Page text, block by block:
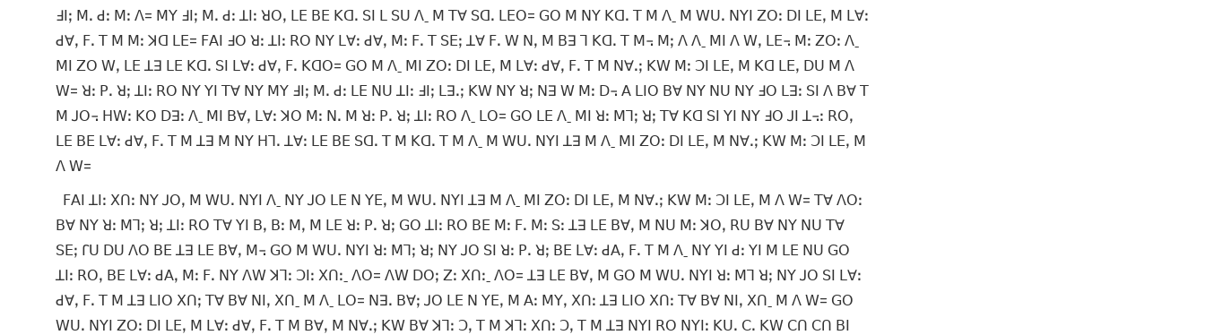
ꓞꓲꓼ ꓟꓸ ꓒꓽ ꓟꓽ ꓥ= ꓟꓬ ꓞꓲꓼ ꓟꓸ ꓒꓽ ꓕꓲꓽ ꓤꓳꓹ ꓡꓰ ꓐꓰ ꓗꓷꓸ ꓢꓲ ꓡ ꓢꓴ ꓥˍ ꓟ ꓔꓯ ꓢꓷꓸ ꓡꓰꓳ= ꓖꓳ ꓟ ꓠꓬ ꓗꓷꓸ ꓔ ꓟ ꓥˍ ꓟ ꓪꓴꓸ ꓠꓬꓲ ꓜꓳꓽ ꓓꓲ ꓡꓰꓹ ꓟ ꓡꓯꓽ
ꓒꓯꓹ ꓝꓸ ꓔ ꓟ ꓟꓽ ꓘꓷ ꓡꓰ= ꓝꓮꓲ ꓞꓳ ꓤꓽ ꓕꓲꓽ ꓣꓳ ꓠꓬ ꓡꓯꓽ ꓒꓯꓹ ꓟꓽ ꓝꓸ ꓔ ꓢꓰꓼ ꓕꓯ ꓝꓸ ꓪ ꓠꓹ ꓟ ꓐꓱ ꓶ ꓗꓷꓸ ꓔ ꓟ꓾ ꓟꓼ ꓥ ꓥˍ ꓟꓲ ꓥ ꓪꓹ ꓡꓰ꓾ ꓟꓽ ꓜꓳꓽ ꓥˍ
ꓟꓲ ꓜꓳ ꓪꓹ ꓡꓰ ꓕꓱ ꓡꓰ ꓗꓷꓸ ꓢꓲ ꓡꓯꓽ ꓒꓯꓹ ꓝꓸ ꓗꓷꓳ= ꓖꓳ ꓟ ꓥˍ ꓟꓲ ꓜꓳꓽ ꓓꓲ ꓡꓰꓹ ꓟ ꓡꓯꓽ ꓒꓯꓹ ꓝꓸ ꓔ ꓟ ꓠꓯꓸꓼ ꓗꓪ ꓟꓽ ꓛꓲ ꓡꓰꓹ ꓟ ꓗꓷ ꓡꓰꓹ ꓓꓴ ꓟ ꓥ
ꓪ= ꓤꓽ ꓑꓸ ꓤꓼ ꓕꓲꓽ ꓣꓳ ꓠꓬ ꓬꓲ ꓔꓯ ꓠꓬ ꓟꓬ ꓞꓲꓼ ꓟꓸ ꓒꓽ ꓡꓰ ꓠꓴ ꓕꓲꓽ ꓞꓲꓼ ꓡꓱꓸꓼ ꓗꓪ ꓠꓬ ꓤꓼ ꓠꓱ ꓪ ꓟꓽ ꓓ꓾ ꓮ ꓡꓲꓳ ꓐꓯ ꓠꓬ ꓠꓴ ꓠꓬ ꓞꓳ ꓡꓱꓽ ꓢꓲ ꓥ ꓐꓯ ꓔ
ꓟ ꓙꓳ꓾ ꓧꓪꓽ ꓗꓳ ꓓꓱꓽ ꓥˍ ꓟꓲ ꓐꓯꓹ ꓡꓯꓽ ꓘꓳ ꓟꓽ ꓠꓸ ꓟ ꓤꓽ ꓑꓸ ꓤꓼ ꓕꓲꓽ ꓣꓳ ꓥˍ ꓡꓳ= ꓖꓳ ꓡꓰ ꓥˍ ꓟꓲ ꓤꓽ ꓟꓶꓼ ꓤꓼ ꓔꓯ ꓗꓷ ꓢꓲ ꓬꓲ ꓠꓬ ꓞꓳ ꓙꓲ ꓕ꓾ꓽ ꓣꓳꓹ
ꓡꓰ ꓐꓰ ꓡꓯꓽ ꓒꓯꓹ ꓝꓸ ꓔ ꓟ ꓕꓱ ꓟ ꓠꓬ ꓧꓶꓸ ꓕꓯꓽ ꓡꓰ ꓐꓰ ꓢꓷꓸ ꓔ ꓟ ꓗꓷꓸ ꓔ ꓟ ꓥˍ ꓟ ꓪꓴꓸ ꓠꓬꓲ ꓕꓱ ꓟ ꓥˍ ꓟꓲ ꓜꓳꓽ ꓓꓲ ꓡꓰꓹ ꓟ ꓠꓯꓸꓼ ꓗꓪ ꓟꓽ ꓛꓲ ꓡꓰꓹ ꓟ
ꓥ ꓪ=
ꓝꓮꓲ ꓕꓲꓽ ꓫꓵꓽ ꓠꓬ ꓙꓳꓹ ꓟ ꓪꓴꓸ ꓠꓬꓲ ꓥˍ ꓠꓬ ꓙꓳ ꓡꓰ ꓠ ꓬꓰꓹ ꓟ ꓪꓴꓸ ꓠꓬꓲ ꓕꓱ ꓟ ꓥˍ ꓟꓲ ꓜꓳꓽ ꓓꓲ ꓡꓰꓹ ꓟ ꓠꓯꓸꓼ ꓗꓪ ꓟꓽ ꓛꓲ ꓡꓰꓹ ꓟ ꓥ ꓪ= ꓔꓯ ꓥꓳꓽ
ꓐꓯ ꓠꓬ ꓤꓽ ꓟꓶꓼ ꓤꓼ ꓕꓲꓽ ꓣꓳ ꓔꓯ ꓬꓲ ꓐꓹ ꓐꓽ ꓟꓹ ꓟ ꓡꓰ ꓤꓽ ꓑꓸ ꓤꓼ ꓖꓳ ꓕꓲꓽ ꓣꓳ ꓐꓰ ꓟꓽ ꓝꓸ ꓟꓽ ꓢꓽ ꓕꓱ ꓡꓰ ꓐꓯꓹ ꓟ ꓠꓴ ꓟꓽ ꓘꓳꓹ ꓣꓴ ꓐꓯ ꓠꓬ ꓠꓴ ꓔꓯ
ꓢꓰꓼ ꓩꓴ ꓓꓴ ꓥꓳ ꓐꓰ ꓕꓱ ꓡꓰ ꓐꓯꓹ ꓟ꓾ ꓖꓳ ꓟ ꓪꓴꓸ ꓠꓬꓲ ꓤꓽ ꓟꓶꓼ ꓤꓼ ꓠꓬ ꓙꓳ ꓢꓲ ꓤꓽ ꓑꓸ ꓤꓼ ꓐꓰ ꓡꓯꓽ ꓒꓮꓹ ꓝꓸ ꓔ ꓟ ꓥˍ ꓠꓬ ꓬꓲ ꓒꓽ ꓬꓲ ꓟ ꓡꓰ ꓠꓴ ꓖꓳ
ꓕꓲꓽ ꓣꓳꓹ ꓐꓰ ꓡꓯꓽ ꓒꓮꓹ ꓟꓽ ꓝꓸ ꓠꓬ ꓥꓪ ꓘꓶꓽ ꓛꓲꓽ ꓫꓵꓽˍ ꓥꓳ= ꓥꓪ ꓓꓳꓼ ꓜꓽ ꓫꓵꓽˍ ꓥꓳ= ꓕꓱ ꓡꓰ ꓐꓯꓹ ꓟ ꓖꓳ ꓟ ꓪꓴꓸ ꓠꓬꓲ ꓤꓽ ꓟꓶ ꓤꓼ ꓠꓬ ꓙꓳ ꓢꓲ ꓡꓯꓽ
ꓒꓯꓹ ꓝꓸ ꓔ ꓟ ꓕꓱ ꓡꓲꓳ ꓫꓵꓼ ꓔꓯ ꓐꓯ ꓠꓲꓹ ꓫꓵˍ ꓟ ꓥˍ ꓡꓳ= ꓠꓱꓸ ꓐꓯꓼ ꓙꓳ ꓡꓰ ꓠ ꓬꓰꓹ ꓟ ꓮꓽ ꓟꓬꓹ ꓫꓵꓽ ꓕꓱ ꓡꓲꓳ ꓫꓵꓽ ꓔꓯ ꓐꓯ ꓠꓲꓹ ꓫꓵˍ ꓟ ꓥ ꓪ= ꓖꓳ
ꓪꓴꓸ ꓠꓬꓲ ꓜꓳꓽ ꓓꓲ ꓡꓰꓹ ꓟ ꓡꓯꓽ ꓒꓯꓹ ꓝꓸ ꓔ ꓟ ꓐꓯꓹ ꓟ ꓠꓯꓸꓼ ꓗꓪ ꓐꓯ ꓘꓶꓽ ꓛꓹ ꓔ ꓟ ꓘꓶꓽ ꓫꓵꓽ ꓛꓹ ꓔ ꓟ ꓕꓱ ꓠꓬꓲ ꓣꓳ ꓠꓬꓲꓽ ꓗꓴꓸ ꓚꓸ ꓗꓪ ꓚꓵ ꓚꓵ ꓐꓲ